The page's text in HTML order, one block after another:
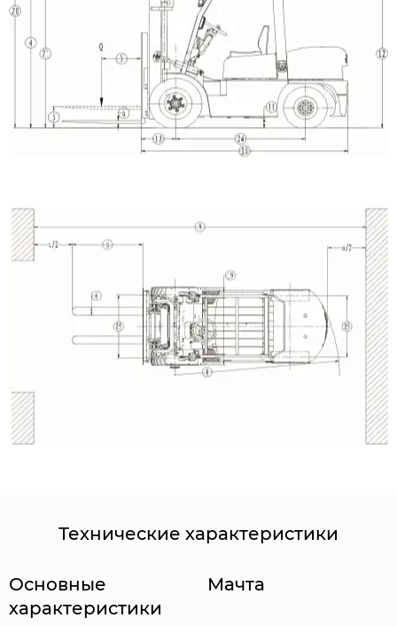
Технические характеристики
Основные
характеристики
Мачта